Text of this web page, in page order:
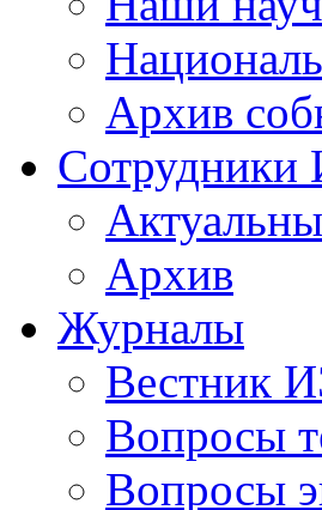
Архив
Архив
Журналы
Вестник
Вопросы
Вопросы